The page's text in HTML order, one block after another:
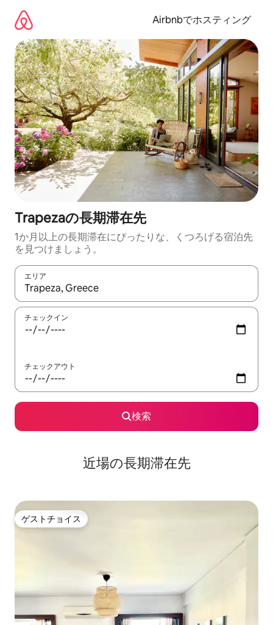
Airbnbでホスティング
Trapezaの長期滞在先
1か月以上の長期滞在にぴったりな、くつろげる宿泊先
を見つけましょう。
エリア
検索結果が表示されたら、上下の矢印キーを使って移動するか
チェックイン
チェックアウト
検索
近場の長期滞在先
ゲストチョイス
ゲストチョイス